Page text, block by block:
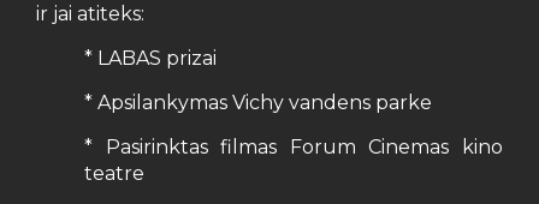
ir jai atiteks:
* LABAS prizai
* Apsilankymas Vichy vandens parke
* Pasirinktas filmas Forum Cinemas kino
teatre